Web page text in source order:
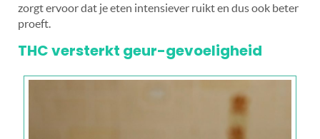
zorgt ervoor dat je eten intensiever ruikt en dus ook beter
proeft.
THC versterkt geur-gevoeligheid